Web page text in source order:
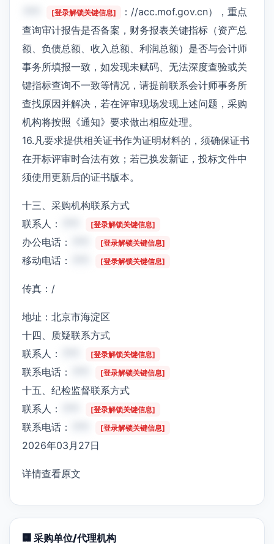
[登录解锁关键信息]
：//acc.mof.gov.cn），重点
查询审计报告是否备案，财务报表关键指标（资产总
额、负债总额、收入总额、利润总额）是否与会计师
事务所填报一致，如发现未赋码、无法深度查验或关
键指标查询不一致等情况，请提前联系会计师事务所
查找原因并解决，若在评审现场发现上述问题，采购
机构将按照《通知》要求做出相应处理。
16.凡要求提供相关证书作为证明材料的，须确保证书
在开标评审时合法有效；若已换发新证，投标文件中
须使用更新后的证书版本。
十三、采购机构联系方式
联系人：
[登录解锁关键信息]
办公电话： [登录解锁关键信息]
移动电话： [登录解锁关键信息]
传真：/
地址：北京市海淀区
十四、质疑联系方式
联系人：
[登录解锁关键信息]
联系电话： [登录解锁关键信息]
十五、纪检监督联系方式
联系人：
[登录解锁关键信息]
联系电话： [登录解锁关键信息]
2026年03月27日
详情查看原文
🏢 采购单位/代理机构